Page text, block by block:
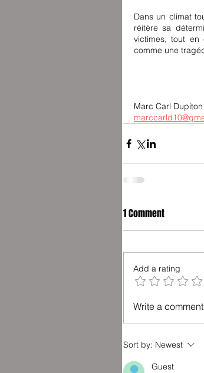
Dans un climat
réitère sa
victimes, tout en
comme une
Marc Carl Dupiton
1 Comment
Add a rating
Write a
Sort by: Newest
Guest